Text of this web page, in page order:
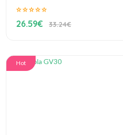
26.59€ 33.24€
Hot